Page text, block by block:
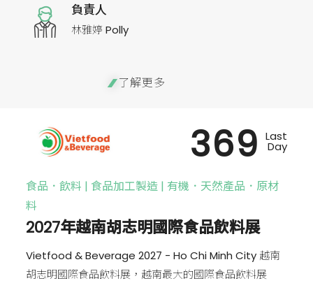
負責人
林雅婷 Polly
了解更多
食品．飲料 | 食品加工製造 | 有機．天然產品．原材
料
2027年越南胡志明國際食品飲料展
Vietfood & Beverage 2027 - Ho Chi Minh City 越南
胡志明國際食品飲料展，越南最大的國際食品飲料展
369 Last
Day